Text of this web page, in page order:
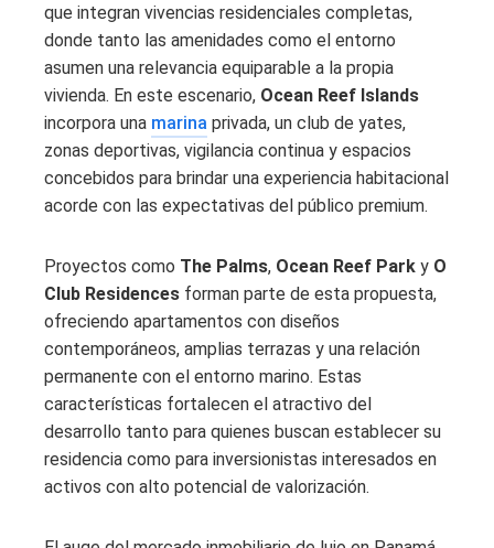
que integran vivencias residenciales completas,
donde tanto las amenidades como el entorno
asumen una relevancia equiparable a la propia
vivienda. En este escenario, Ocean Reef Islands
incorpora una marina privada, un club de yates,
zonas deportivas, vigilancia continua y espacios
concebidos para brindar una experiencia habitacional
acorde con las expectativas del público premium.
Proyectos como The Palms, Ocean Reef Park y O
Club Residences forman parte de esta propuesta,
ofreciendo apartamentos con diseños
contemporáneos, amplias terrazas y una relación
permanente con el entorno marino. Estas
características fortalecen el atractivo del
desarrollo tanto para quienes buscan establecer su
residencia como para inversionistas interesados en
activos con alto potencial de valorización.